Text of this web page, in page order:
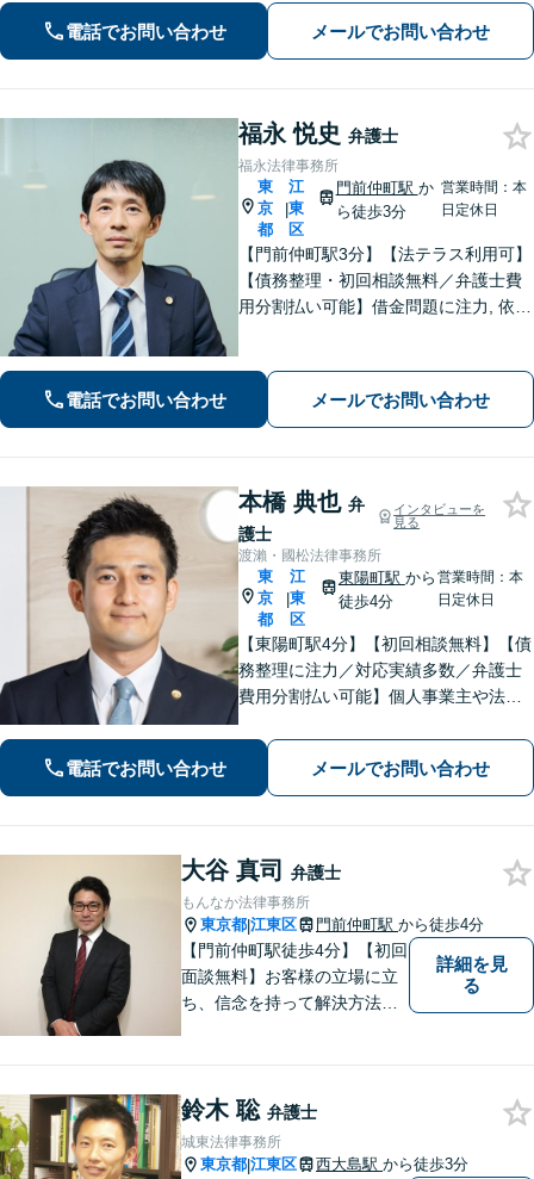
働・刑事・債権回収・借金・企業法務
などお困りの際はどうぞご相談くださ
電話でお問い合わせ メールでお問い合わせ
福永 悦史 弁護士
福永法律事務所
東
京
都
|
江
東
区
門前仲町駅 か
ら徒歩3分
営業時間：本
日定休日
【門前仲町駅3分】【法テラス利用可】
【債務整理・初回相談無料／弁護士費
用分割払い可能】借金問題に注力, 依頼
の解決を共に目指します。【事前予約
で休日・夜間相談可】
電話でお問い合わせ メールでお問い合わせ
本橋 典也 弁
護士
インタビューを
見る
渡瀨・國松法律事務所
東
京
都
|
江
東
区
東陽町駅 から
徒歩4分
営業時間：本
日定休日
【東陽町駅4分】【初回相談無料】【債
務整理に注力／対応実績多数／弁護士
費用分割払い可能】個人事業主や法人
しい取立てにお困りの方も、まずはお
気軽にご連絡ください！【FP資格あり
／家計管理も万全に】
電話でお問い合わせ メールでお問い合わせ
大谷 真司 弁護士
もんなか法律事務所
東京都|江東区 門前仲町駅 から徒歩4分
【門前仲町駅徒歩4分】【初回
面談無料】お客様の立場に立
ち、信念を持って解決方法を
対応します。法律トラブルで
お悩みの方は、お気軽にご相
談ください。
詳細を見
る
鈴木 聡 弁護士
城東法律事務所
東京都|江東区 西大島駅 から徒歩3分